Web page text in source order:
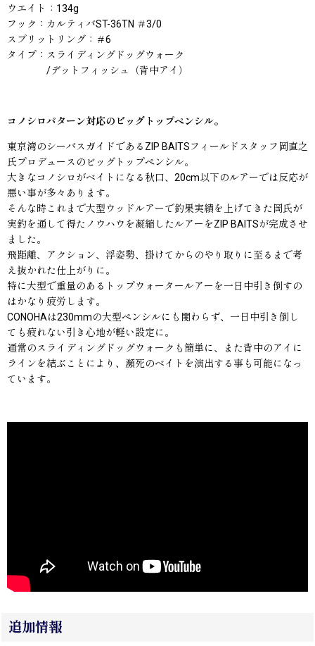
ウエイト：134g
フック：カルティバST-36TN ＃3/0
スプリットリング：＃6
タイプ：スライディングドッグウォーク
/デットフィッシュ（背中アイ）
コノシロパターン対応のビッグトップペンシル。
東京湾のシーバスガイドであるZIP BAITSフィールドスタッフ岡直之
氏プロデュースのビッグトップペンシル。
大きなコノシロがベイトになる秋口、20cm以下のルアーでは反応が
悪い事が多々あります。
そんな時これまで大型ウッドルアーで釣果実績を上げてきた岡氏が
実釣を通して得たノウハウを凝縮したルアーをZIP BAITSが完成させ
ました。
飛距離、アクション、浮姿勢、掛けてからのやり取りに至るまで考
え抜かれた仕上がりに。
特に大型で重量のあるトップウォータールアーを一日中引き倒すの
はかなり疲労します。
CONOHAは230mmの大型ペンシルにも関わらず、一日中引き倒し
ても疲れない引き心地が軽い設定に。
通常のスライディングドッグウォークも簡単に、また背中のアイに
ラインを結ぶことにより、瀕死のベイトを演出する事も可能になっ
ています。
追加情報